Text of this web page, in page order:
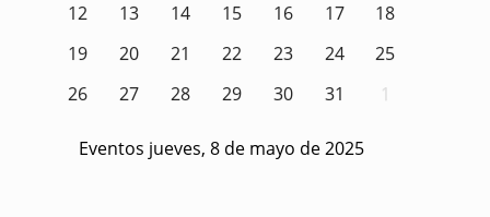
12
13 14 15 16 17
18
19
20 21 22 23 24
25
26
27 28 29 30 31 1
Eventos jueves, 8 de mayo de 2025